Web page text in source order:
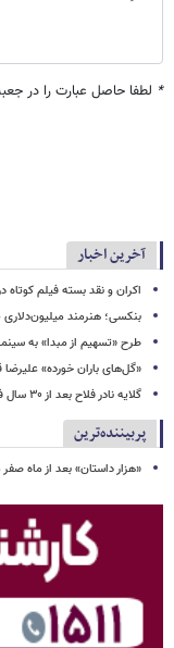
* لطفا حاصل عبارت را در
آخرین اخبار
اکران و نقد بسته فیلم کوتاه
بنکسی؛ هنرمند میلیون‌دلاری
طرح «تسهیم از مبدا» به
«گل‌های باران خورده»
گلایه نادر فلاح بعد از ۳۰ سال فعالیت: به تئاتر من حمله کردند + فیلم
پربیننده‌ترین
«هزار داستان» بعد از ماه